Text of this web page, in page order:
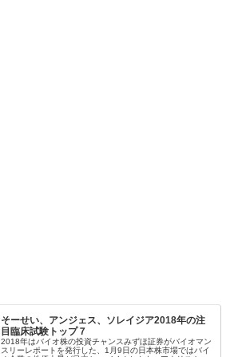
そーせい、アンジェス、ソレイジア2018年の注
目臨床試験トップ７
2018年はバイオ株の投資チャンスみずほ証券がバイオマン
スリーレポートを発行した、1月9日の日本株市場ではバイ